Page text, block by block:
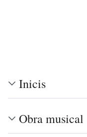
Inicis
Obra musical